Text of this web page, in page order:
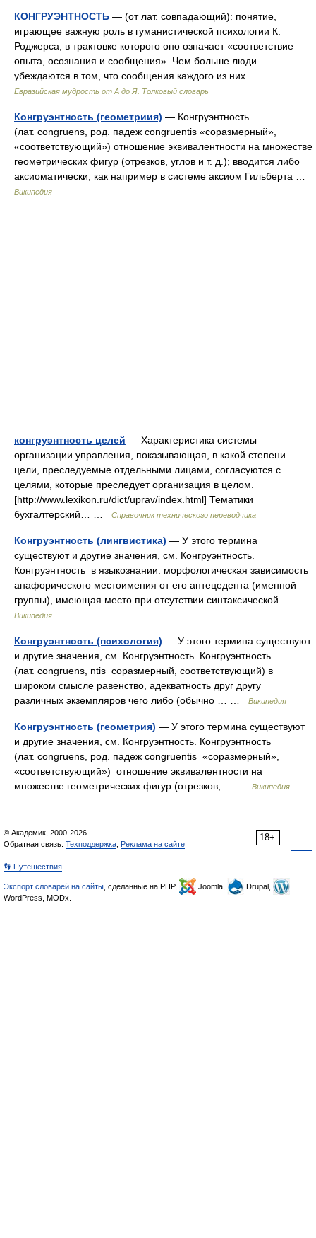
КОНГРУЭНТНОСТЬ — (от лат. совпадающий): понятие,
играющее важную роль в гуманистической психологии К.
Роджерса, в трактовке которого оно означает «соответствие
опыта, осознания и сообщения». Чем больше люди
убеждаются в том, что сообщения каждого из них… …
Евразийская мудрость от А до Я. Толковый словарь
Конгруэнтность (геометриия) — Конгруэнтность
(лат. congruens, род. падеж congruentis «соразмерный»,
«соответствующий») отношение эквивалентности на множестве
геометрических фигур (отрезков, углов и т. д.); вводится либо
аксиоматически, как например в системе аксиом Гильберта …
Википедия
конгруэнтность целей — Характеристика системы
организации управления, показывающая, в какой степени
цели, преследуемые отдельными лицами, согласуются с
целями, которые преследует организация в целом.
[http://www.lexikon.ru/dict/uprav/index.html] Тематики
бухгалтерский… …
Справочник технического переводчика
Конгруэнтность (лингвистика) — У этого термина
существуют и другие значения, см. Конгруэнтность.
Конгруэнтность в языкознании: морфологическая зависимость
анафорического местоимения от его антецедента (именной
группы), имеющая место при отсутствии синтаксической… …
Википедия
Конгруэнтность (психология) — У этого термина существуют
и другие значения, см. Конгруэнтность. Конгруэнтность
(лат. congruens, ntis соразмерный, соответствующий) в
широком смысле равенство, адекватность друг другу
различных экземпляров чего либо (обычно … …
Википедия
Конгруэнтность (геометрия) — У этого термина существуют
и другие значения, см. Конгруэнтность. Конгруэнтность
(лат. congruens, род. падеж congruentis «соразмерный»,
«соответствующий») отношение эквивалентности на
множестве геометрических фигур (отрезков,… …
Википедия
18+
© Академик, 2000-2026
Обратная связь: Техподдержка Реклама на сайте
👣 Путешествия
Экспорт словарей на сайты , сделанные на PHP, Joomla,
Drupal,
WordPress, MODx.